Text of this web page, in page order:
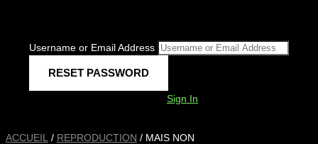
Username or Email Address
Sign In
ACCUEIL / REPRODUCTION / MAIS NON